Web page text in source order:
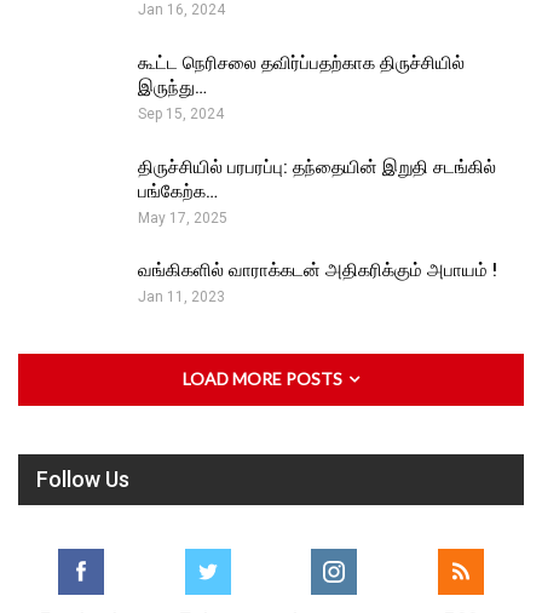
Jan 16, 2024
கூட்ட நெரிசலை தவிர்ப்பதற்காக திருச்சியில்
இருந்து…
Sep 15, 2024
திருச்சியில் பரபரப்பு: தந்தையின் இறுதி சடங்கில்
பங்கேற்க…
May 17, 2025
வங்கிகளில் வாராக்கடன் அதிகரிக்கும் அபாயம் !
Jan 11, 2023
LOAD MORE POSTS
Follow Us